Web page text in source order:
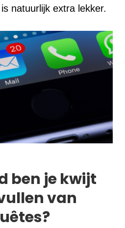
natuurlijk extra lekker.
ben je kwijt
van